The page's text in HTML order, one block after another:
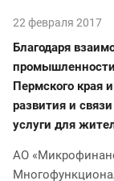
22 февраля 2017
Благодаря
промышленности
Пермского края
развития и
услуги для
АО